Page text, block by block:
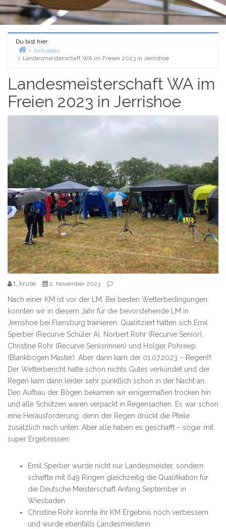
Du bist hier:
Home
Aktuelles
Landesmeisterschaft WA im Freien 2023 in Jerrishoe
Landesmeisterschaft WA im
Freien 2023 in Jerrishoe
t_kruse 2. November 2023
Nach einer KM ist vor der LM. Bei besten Wetterbedingungen
konnten wir in diesem Jahr für die bevorstehende LM in
Jerrishoe bei Flensburg trainieren. Qualifiziert hatten sich Emil
Sperber (Recurve Schüler A), Norbert Rohr (Recurve Senior),
Christine Rohr (Recurve Seniorinnen) und Holger Pohreep
(Blankbogen Master). Aber dann kam der 01.07.2023 – Regen!!!
Der Wetterbericht hatte schon nichts Gutes verkündet und der
Regen kam dann leider sehr pünktlich schon in der Nacht an.
Den Aufbau der Bögen bekamen wir einigermaßen trocken hin
und alle Schützen waren verpackt in Regensachen. Es war schon
eine Herausforderung, denn der Regen drückt die Pfeile
zusätzlich nach unten. Aber alle haben es geschafft – sogar mit
super Ergebnissen:
Emil Sperber wurde nicht nur Landesmeister, sondern
schaffte mit 649 Ringen gleichzeitig die Qualifikation für
die Deutsche Meisterschaft Anfang September in
Wiesbaden
Christine Rohr konnte ihr KM Ergebnis noch verbessern
und wurde ebenfalls Landesmeisterin